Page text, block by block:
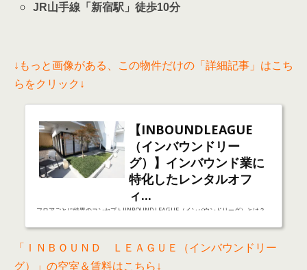
JR山手線「新宿駅」徒歩10分
↓もっと画像がある、この物件だけの「詳細記事」はこち
らをクリック↓
【INBOUNDLEAGUE
（インバウンドリー
グ）】インバウンド業に
特化したレンタルオフ
ィ...
フロアごとに特異のコンセプト!INBOUND LEAGUE（インバウンドリーグ）とは？
バウンドリーグ）の最大の特徴はズバリ！インバウンド業界。それぞれのフロアによ
ってコンセプトがあり多様なターゲットが融合する複合インバウンド施設として展開
「ＩＮＢＯＵＮＤ ＬＥＡＧＵＥ（インバウンドリー
グ）」の空室＆賃料はこちら↓